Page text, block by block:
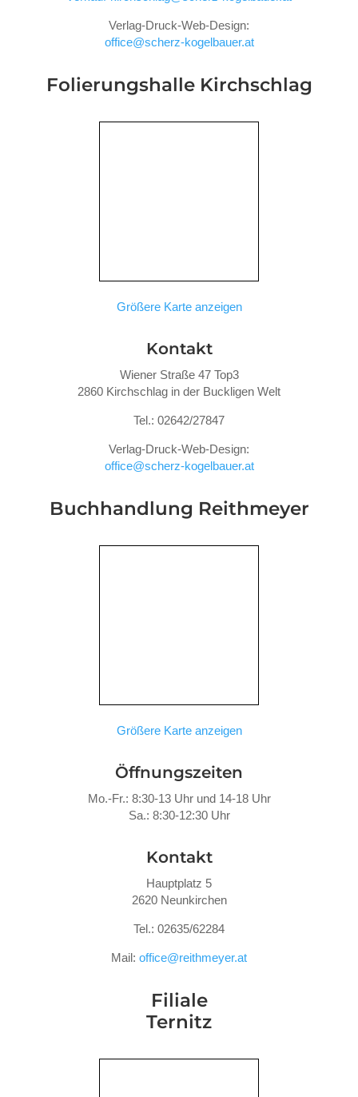
Verlag-Druck-Web-Design:
office@scherz-kogelbauer.at
Folierungshalle Kirchschlag
Größere Karte anzeigen
Kontakt
Wiener Straße 47 Top3
2860 Kirchschlag in der Buckligen Welt
Tel.: 02642/27847
Verlag-Druck-Web-Design:
office@scherz-kogelbauer.at
Buchhandlung Reithmeyer
Größere Karte anzeigen
Öffnungszeiten
Mo.-Fr.: 8:30-13 Uhr und 14-18 Uhr
Sa.: 8:30-12:30 Uhr
Kontakt
Hauptplatz 5
2620 Neunkirchen
Tel.: 02635/62284
Mail: office@reithmeyer.at
Filiale
Ternitz